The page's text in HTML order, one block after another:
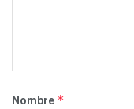
Nombre *